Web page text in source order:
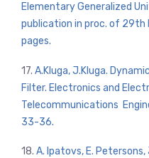
Elementary Generalized
publication in proc. of 29th
pages.
17. A.Kluga, J.Kluga.
Filter. Electronics and
Telecommunications
33-36.
18. A. Ipatovs, E.